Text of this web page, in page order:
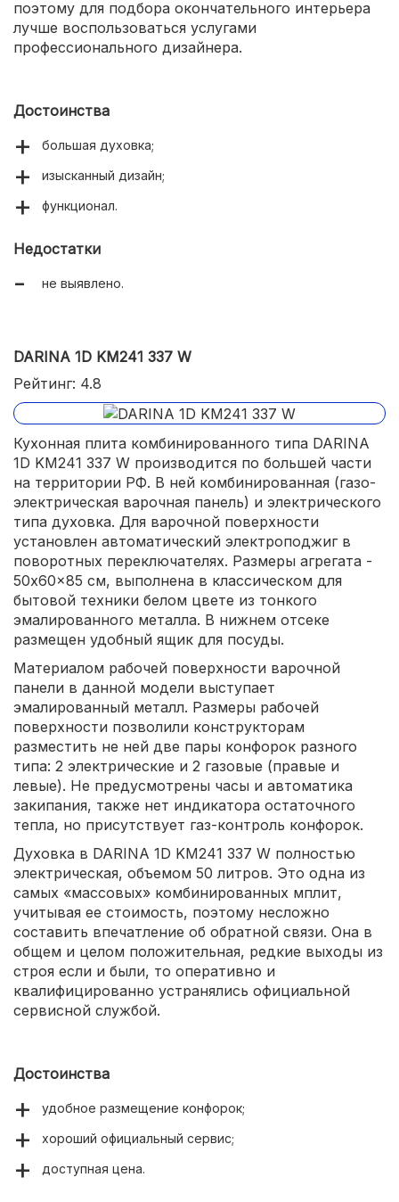
поэтому для подбора окончательного интерьера
лучше воспользоваться услугами
профессионального дизайнера.
Достоинства
большая духовка;
изысканный дизайн;
функционал.
Недостатки
не выявлено.
DARINA 1D KM241 337 W
Рейтинг: 4.8
Кухонная плита комбинированного типа DARINA
1D KM241 337 W производится по большей части
на территории РФ. В ней комбинированная (газо-
электрическая варочная панель) и электрического
типа духовка. Для варочной поверхности
установлен автоматический электроподжиг в
поворотных переключателях. Размеры агрегата -
50x60x85 см, выполнена в классическом для
бытовой техники белом цвете из тонкого
эмалированного металла. В нижнем отсеке
размещен удобный ящик для посуды.
Материалом рабочей поверхности варочной
панели в данной модели выступает
эмалированный металл. Размеры рабочей
поверхности позволили конструкторам
разместить не ней две пары конфорок разного
типа: 2 электрические и 2 газовые (правые и
левые). Не предусмотрены часы и автоматика
закипания, также нет индикатора остаточного
тепла, но присутствует газ-контроль конфорок.
Духовка в DARINA 1D KM241 337 W полностью
электрическая, объемом 50 литров. Это одна из
самых «массовых» комбинированных мплит,
учитывая ее стоимость, поэтому несложно
составить впечатление об обратной связи. Она в
общем и целом положительная, редкие выходы из
строя если и были, то оперативно и
квалифицированно устранялись официальной
сервисной службой.
Достоинства
удобное размещение конфорок;
хороший официальный сервис;
доступная цена.